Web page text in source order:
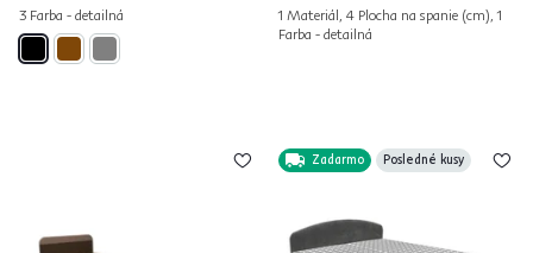
3 Farba - detailná
1 Materiál, 4 Plocha na spanie (cm), 1
Farba - detailná
Zadarmo Posledné kusy